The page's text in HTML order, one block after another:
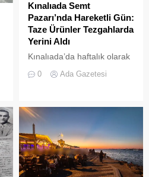
Kınalıada Semt
Pazarı’nda Hareketli Gün:
Taze Ürünler Tezgahlarda
Yerini Aldı
Kınalıada’da haftalık olarak
sakinleri ve ziyaretçilerin
0 Ada Gazetesi